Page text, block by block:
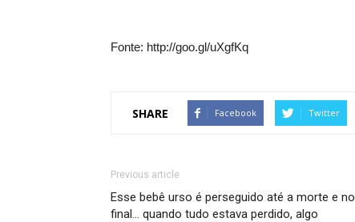
Fonte: http://goo.gl/uXgfKq
SHARE Facebook Twitter
Previous article
Esse bebê urso é perseguido até a morte e no
final… quando tudo estava perdido, algo